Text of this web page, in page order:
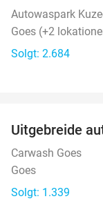
Autowaspark
Goes (+2
Solgt: 2.684
Uitgebreide
Carwash Goes
Goes
Solgt: 1.339